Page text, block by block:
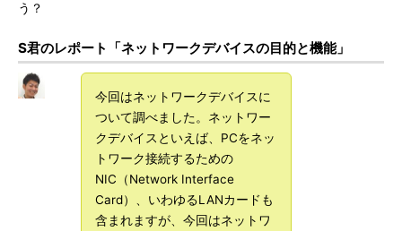
う？
S君のレポート「ネットワークデバイスの目的と機能」
今回はネットワークデバイスに
ついて調べました。ネットワー
クデバイスといえば、PCをネッ
トワーク接続するための
NIC（Network Interface
Card）、いわゆるLANカードも
含まれますが、今回はネットワ